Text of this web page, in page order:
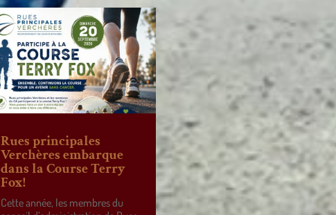
Rues principales
Verchères embarque
dans la Course Terry
Fox!
Cette année, les membres du